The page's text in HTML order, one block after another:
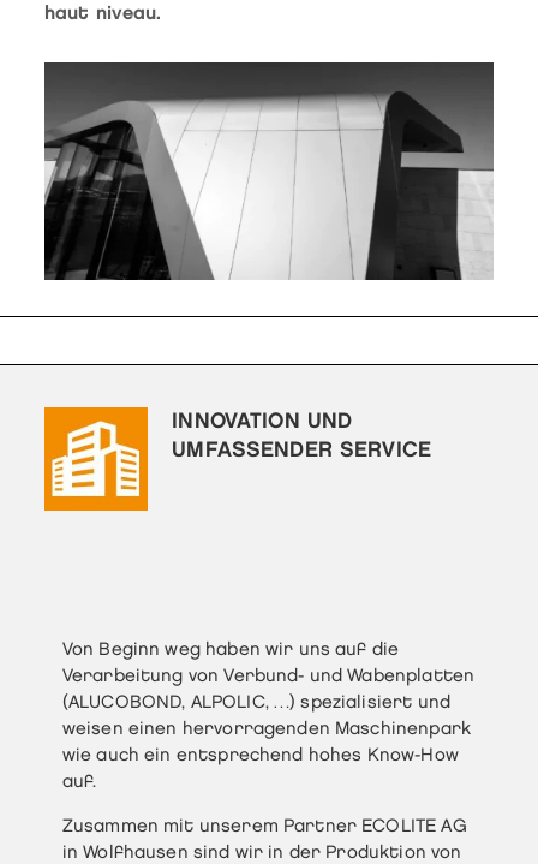
haut niveau.
INNOVATION UND
UMFASSENDER SERVICE
Von Beginn weg haben wir uns auf die
Verarbeitung von Verbund- und Wabenplatten
(ALUCOBOND, ALPOLIC, …) spezialisiert und
weisen einen hervorragenden Maschinenpark
wie auch ein entsprechend hohes Know-How
auf.
Zusammen mit unserem Partner ECOLITE AG
in Wolfhausen sind wir in der Produktion von